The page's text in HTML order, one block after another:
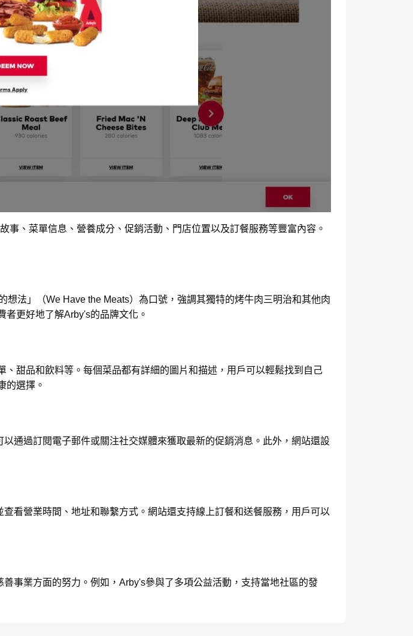
、菜單信息、營養成分、促銷活動、門店位置以及訂餐服務等豐富內容。
法」（We Have the Meats）為口號，強調其獨特的烤牛肉三明治和其他肉
更好地了解Arby's的品牌文化。
甜品和飲料等。每個菜品都有詳細的圖片和描述，用戶可以輕鬆找到自己
的選擇。
通過訂閱電子郵件或關注社交媒體來獲取最新的促銷消息。此外，網站還設
看營業時間、地址和聯繫方式。網站還支持線上訂餐和送餐服務，用戶可以
事業方面的努力。例如，Arby's參與了多項公益活動，支持當地社區的發